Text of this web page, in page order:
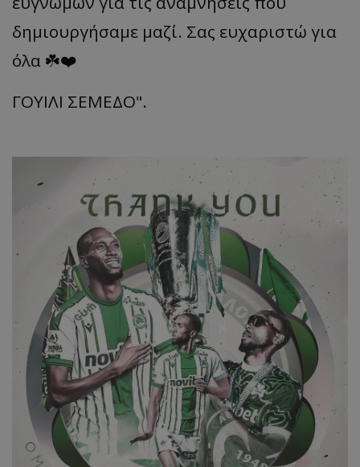
δημιουργήσαμε μαζί. Σας ευχαριστώ για
όλα ☘️❤️
ΓΟΥΙΛΙ ΣΕΜΕΔΟ".